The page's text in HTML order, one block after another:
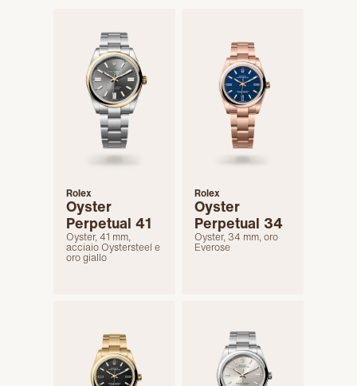
Rolex
Oyster
Perpetual 41
Oyster, 41 mm,
acciaio Oystersteel e
oro giallo
Rolex
Oyster
Perpetual 34
Oyster, 34 mm, oro
Everose